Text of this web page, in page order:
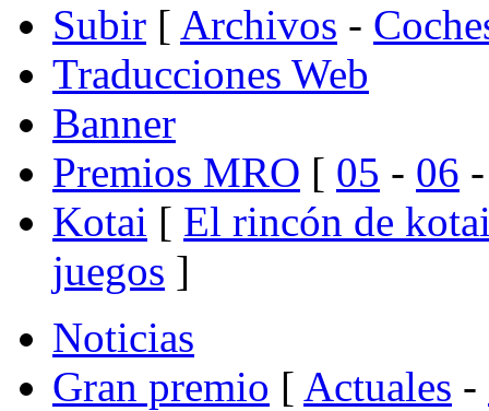
Subir [ Archivos -
Traducciones Web
Banner
Premios MRO [ 05 - 06
Kotai [ El rincón de
juegos ]
Noticias
Gran premio [ Actuales -